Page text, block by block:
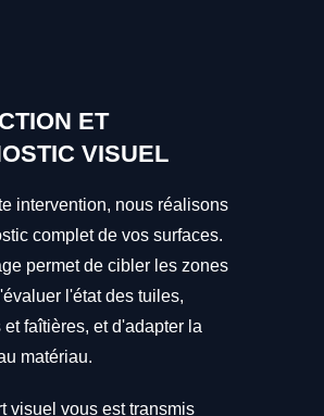
ET
VISUEL
intervention, nous réalisons
complet de vos surfaces.
permet de cibler les zones
l'état des tuiles,
et faîtières, et d'adapter la
matériau.
visuel vous est transmis